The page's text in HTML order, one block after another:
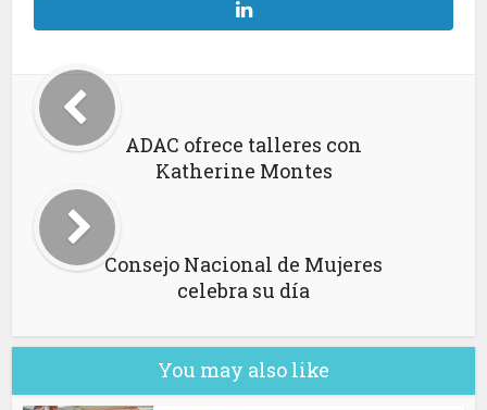
ADAC ofrece talleres con
Katherine Montes
Consejo Nacional de Mujeres
celebra su día
You may also like